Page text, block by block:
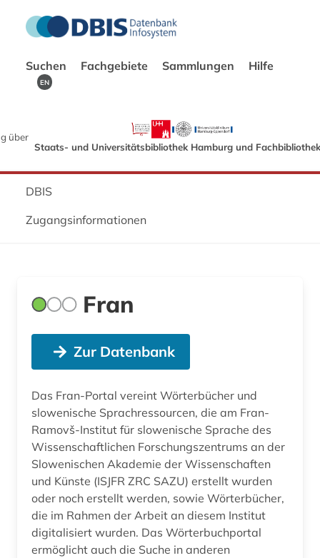
Suchen Fachgebiete Sammlungen Hilfe
EN
über
Staats- und Universitätsbibliothek Hamburg und
DBIS
Zugangsinformationen
Fran
Zur Datenbank
Das Fran-Portal vereint Wörterbücher und
slowenische Sprachressourcen, die am Fran-
Ramovš-Institut für slowenische Sprache des
Wissenschaftlichen Forschungszentrums an der
Slowenischen Akademie der Wissenschaften
und Künste (ISJFR ZRC SAZU) erstellt wurden
oder noch erstellt werden, sowie Wörterbücher,
die im Rahmen der Arbeit an diesem Institut
digitalisiert wurden. Das Wörterbuchportal
ermöglicht auch die Suche in anderen